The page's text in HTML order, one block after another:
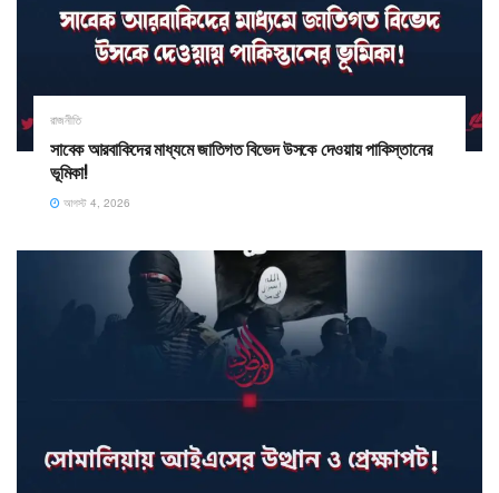
রাজনীতি
সাবেক আরবাকিদের মাধ্যমে জাতিগত বিভেদ উসকে দেওয়ায় পাকিস্তানের
ভূমিকা!
আগস্ট 4, 2026